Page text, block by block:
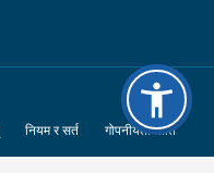
नियम र सर्त
गोपनीयता नीति